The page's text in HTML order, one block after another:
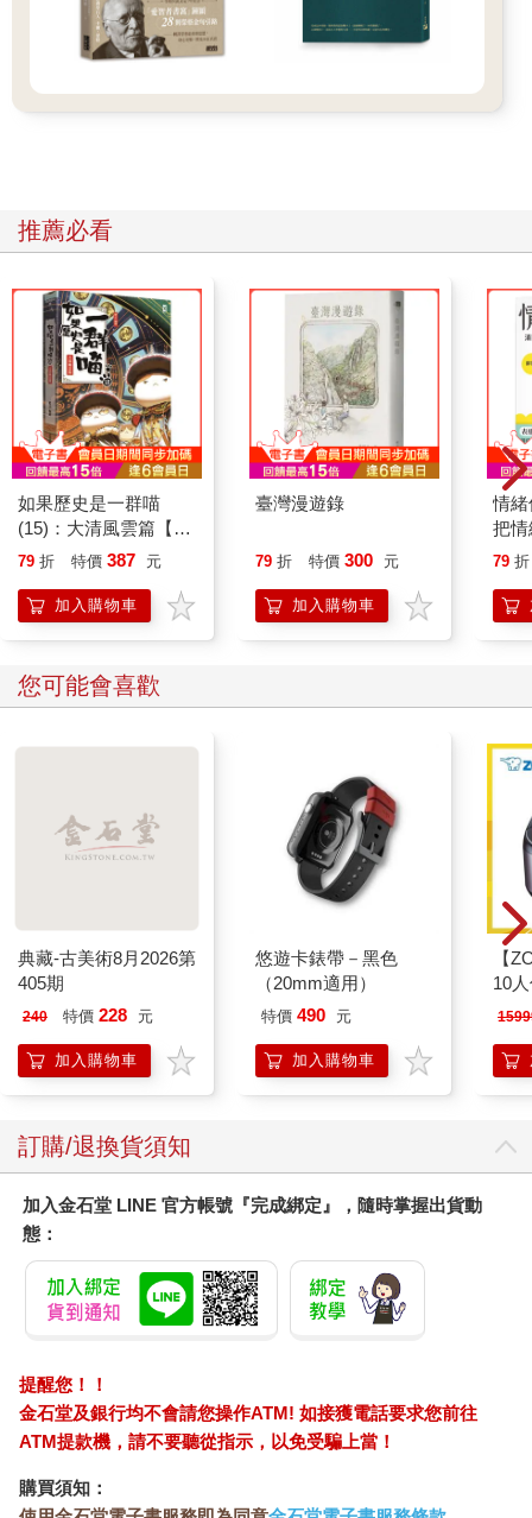
推薦必看
如果歷史是一群喵
(15)：大清風雲篇【萌
貓漫畫學歷史】
79 折 特價 387 元
加入購物車
臺灣漫遊錄
79 折 特價 300 元
加入購物車
情
把
誰
79 折
您可能會喜歡
典藏-古美術8月2026第
405期
240 特價 228 元
加入購物車
悠遊卡錶帶－黑色
（20mm適用）
特價 490 元
加入購物車
【
10
微
訂購/退換貨須知
加入金石堂 LINE 官方帳號『完成綁定』，隨時掌握出貨動
態：
提醒您！！
金石堂及銀行均不會請您操作ATM! 如接獲電話要求您前往
ATM提款機，請不要聽從指示，以免受騙上當！
購買須知：